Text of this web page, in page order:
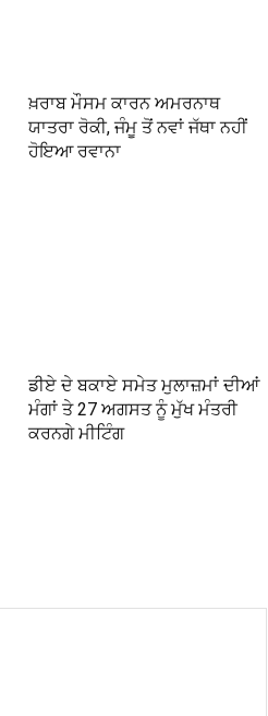
ਖ਼ਰਾਬ ਮੌਸਮ ਕਾਰਨ ਅਮਰਨਾਥ
ਯਾਤਰਾ ਰੋਕੀ, ਜੰਮੂ ਤੋਂ ਨਵਾਂ ਜੱਥਾ ਨਹੀਂ
ਹੋਇਆ ਰਵਾਨਾ
ਡੀਏ ਦੇ ਬਕਾਏ ਸਮੇਤ ਮੁਲਾਜ਼ਮਾਂ ਦੀਆਂ
ਮੰਗਾਂ ਤੇ 27 ਅਗਸਤ ਨੂੰ ਮੁੱਖ ਮੰਤਰੀ
ਕਰਨਗੇ ਮੀਟਿੰਗ